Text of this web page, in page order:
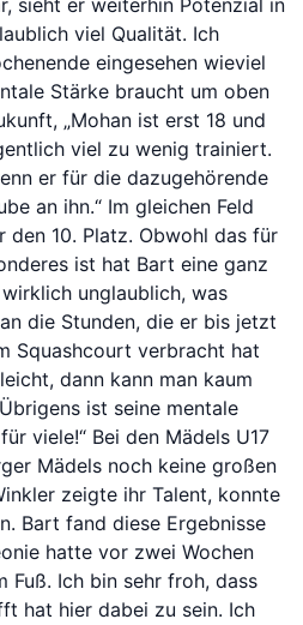
sieht er weiterhin Potenzial in
viel Qualität. Ich
eingesehen wieviel
Stärke braucht um oben
„Mohan ist erst 18 und
viel zu wenig trainiert.
er für die dazugehörende
an ihn.“ Im gleichen Feld
den 10. Platz. Obwohl das für
ist hat Bart eine ganz
unglaublich, was
die Stunden, die er bis jetzt
Squashcourt verbracht hat
dann kann man kaum
ist seine mentale
viele!“ Bei den Mädels U17
Mädels noch keine großen
zeigte ihr Talent, konnte
Bart fand diese Ergebnisse
hatte vor zwei Wochen
Fuß. Ich bin sehr froh, dass
hat hier dabei zu sein. Ich